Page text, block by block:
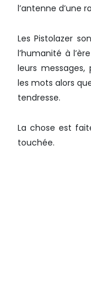
l’antenne d’une
Les Pistolazer
l’humanité à
leurs
les mots alors
tendresse.
La chose est
touchée.